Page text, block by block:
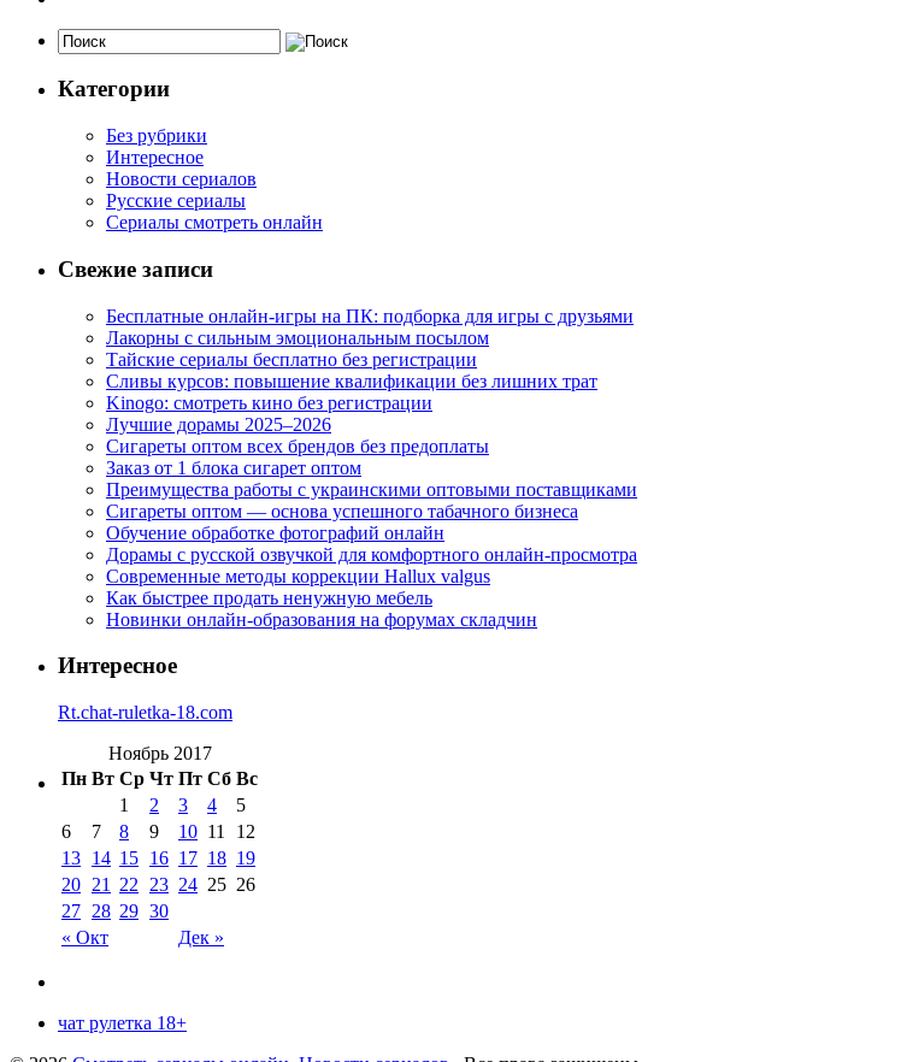
Категории
Без рубрики
Интересное
Новости сериалов
Русские сериалы
Сериалы смотреть онлайн
Свежие записи
Бесплатные онлайн-игры на ПК: подборка для игры с друзьями
Лакорны с сильным эмоциональным посылом
Тайские сериалы бесплатно без регистрации
Сливы курсов: повышение квалификации без лишних трат
Kinogo: смотреть кино без регистрации
Лучшие дорамы 2025–2026
Сигареты оптом всех брендов без предоплаты
Заказ от 1 блока сигарет оптом
Преимущества работы с украинскими оптовыми поставщиками
Сигареты оптом — основа успешного табачного бизнеса
Обучение обработке фотографий онлайн
Дорамы с русской озвучкой для комфортного онлайн-просмотра
Современные методы коррекции Hallux valgus
Как быстрее продать ненужную мебель
Новинки онлайн-образования на форумах складчин
Интересное
Rt.chat-ruletka-18.com
Ноябрь 2017
Пн Вт Ср Чт Пт Сб Вс
« Окт Дек »
1 2 3 4
5
6
7 8 9 10 11
12
13 14 15 16 17 18 19
20 21 22 23 24 25 26
27 28 29 30
чат рулетка 18+